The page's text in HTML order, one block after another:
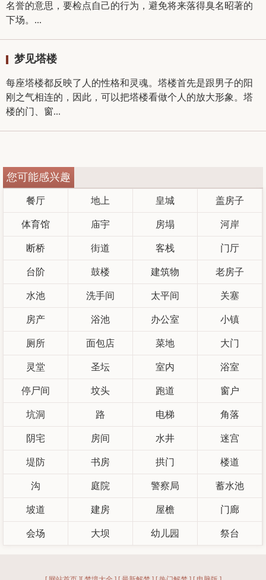
名誉的意思，要检点自己的行为，避免将来落得臭名昭著的
下场。...
梦见塔楼
每座塔楼都反映了人的性格和灵魂。塔楼首先是跟男子的阳
刚之气相连的，因此，可以把塔楼看做个人的放大形象。塔
楼的门、窗...
您可能感兴趣
餐厅 地上 皇城 盖房子
体育馆 庙宇 房塌 河岸
断桥 街道 客栈 门厅
台阶 鼓楼 建筑物 老房子
水池 洗手间 太平间 关塞
房产 浴池 办公室 小镇
厕所 面包店 菜地 大门
灵堂 圣坛 室内 浴室
停尸间 坟头 跑道 窗户
坑洞 路 电梯 角落
阴宅 房间 水井 迷宫
堤防 书房 拱门 楼道
沟 庭院 警察局 蓄水池
坡道 建房 屋檐 门廊
会场 大坝 幼儿园 祭台